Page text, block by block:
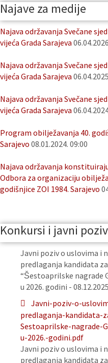
Najave za medije
Najava održavanja Svečane
vijeća Grada Sarajeva
Najava održavanja Svečane
vijeća Grada Sarajeva
Najava održavanja Svečane
vijeća Grada Sarajeva
Program obilježavanja 40.
Sarajevo 08.01.2024. 09:00
Najava održavanja
Odbora za organizaciju
godišnjice ZOI 1984. Sarajevo
Konkursi i javni
Javni poziv o uslovima i
predlaganja kandidata
“Šestoaprilske nagrade
u 2026. godini -
Javni-poziv-o-
predlaganja-kandidata-
Sestoaprilske-nagrade-
u-2026.-godini.pdf
Javni poziv o uslovima i
predlaganja kandidata